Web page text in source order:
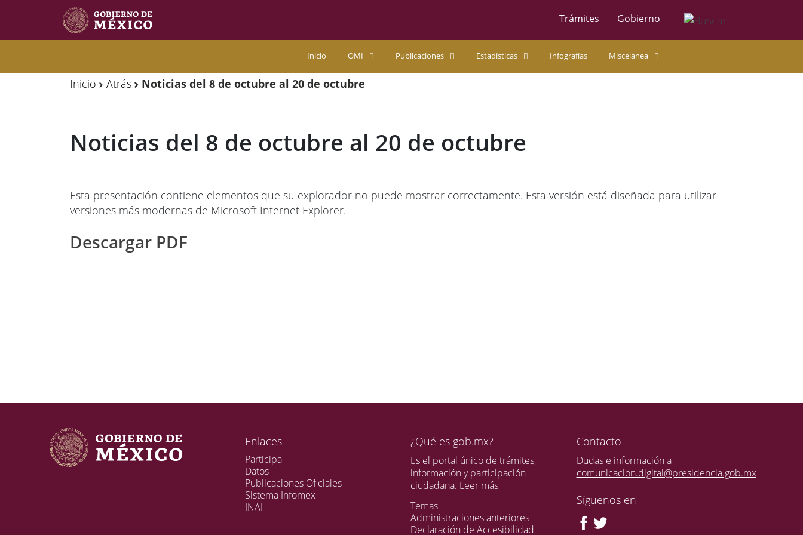
de
Humanas
Trámites Gobierno
de
Humanas
Inicio OMI Publicaciones Estadísticas Infografías Miscelánea
Inicio Atrás Noticias del 8 de octubre al 20 de octubre
Noticias del 8 de octubre al 20 de octubre
Esta presentación contiene elementos que su explorador no puede mostrar correctamente. Esta versión está diseñada para utilizar
versiones más modernas de Microsoft Internet Explorer.
Descargar PDF
Enlaces
Participa
Datos
Publicaciones Oficiales
Sistema Infomex
INAI
¿Qué es gob.mx?
Es el portal único de trámites,
información y participación
ciudadana. Leer más
Temas
Administraciones anteriores
Declaración de Accesibilidad
Contacto
Dudas e información a
comunicacion.digital@presidencia.gob.mx
Síguenos en